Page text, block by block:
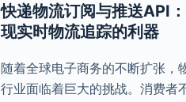
快递物流订阅与推送API
现实时物流追踪的利器
随着全球电子商务的不断扩张，
行业面临着巨大的挑战。消费者